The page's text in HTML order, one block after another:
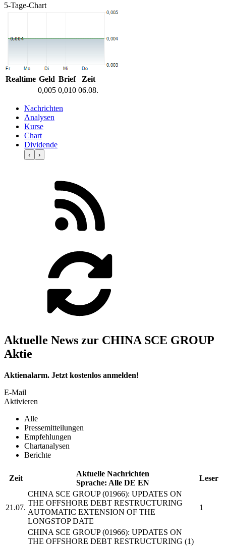
5-Tage-Chart
Realtime Geld Brief
Zeit
0,005 0,010 06.08.
Nachrichten
Analysen
Kurse
Chart
Dividende
‹ ›
Aktuelle News zur CHINA SCE GROUP
Aktie
Aktienalarm. Jetzt kostenlos anmelden!
E-Mail
Aktivieren
Alle
Pressemitteilungen
Empfehlungen
Chartanalysen
Berichte
Zeit
Aktuelle Nachrichten
Sprache: Alle DE EN
Leser
21.07.
CHINA SCE GROUP(01966): UPDATES ON
THE OFFSHORE DEBT RESTRUCTURING
AUTOMATIC EXTENSION OF THE
LONGSTOP DATE
1
CHINA SCE GROUP(01966): UPDATES ON
THE OFFSHORE DEBT RESTRUCTURING (1)